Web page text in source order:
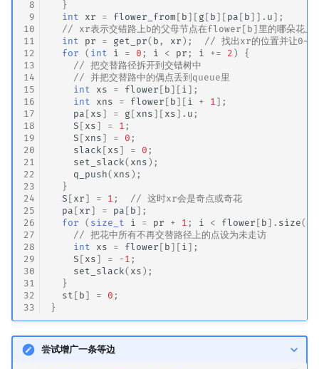
8
9
10
11
12
13
14
15
16
17
18
19
20
21
22
23
24
25
26
27
28
29
30
31
32
33
}
int
xr = flower_from [ b ][ g [ b ][ pa [ b ]]. u ];
// xr表示交错路上b的父母节点在flower[b]里的哪朵花上
int
pr = get_pr( b , xr );
// 找出xr的位置并让0~pr
for
( int i = 0 ; i < pr ; i += 2 )
{
// 把交替路径拆开到交错树中
// 并把交替路中的偶点丢到queue里
int
xs = flower [ b ][ i ];
int
xns = flower [ b ][ i + 1 ];
pa [ xs ] = g [ xns ][ xs ]. u ;
S [ xs ] = 1 ;
S [ xns ] = 0 ;
slack [ xs ] = 0 ;
set_slack( xns );
q_push( xns );
}
S [ xr ] = 1 ;
// 这时xr会是奇点或奇花
pa [ xr ] = pa [ b ];
for
( size_t i = pr + 1 ; i < flower [ b ]. size();
// 把花中所有不再交替路径上的点设为未走访
int
xs = flower [ b ][ i ];
S [ xs ] = -1 ;
set_slack( xs );
}
st [ b ] = 0 ;
}
尝试增广一条等边